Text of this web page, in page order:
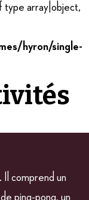
type array|object,
hyron/single-
comprend un
ping-pong, un